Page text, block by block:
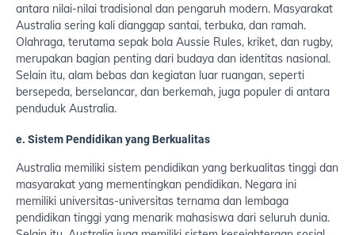
antara nilai-nilai tradisional dan pengaruh modern. Masyarakat
Australia sering kali dianggap santai, terbuka, dan ramah.
Olahraga, terutama sepak bola Aussie Rules, kriket, dan rugby,
merupakan bagian penting dari budaya dan identitas nasional.
Selain itu, alam bebas dan kegiatan luar ruangan, seperti
bersepeda, berselancar, dan berkemah, juga populer di antara
penduduk Australia.
e. Sistem Pendidikan yang Berkualitas
Australia memiliki sistem pendidikan yang berkualitas tinggi dan
masyarakat yang mementingkan pendidikan. Negara ini
memiliki universitas-universitas ternama dan lembaga
pendidikan tinggi yang menarik mahasiswa dari seluruh dunia.